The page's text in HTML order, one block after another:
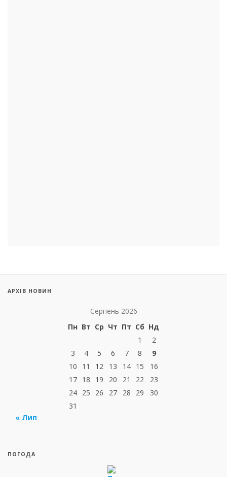
АРХІВ НОВИН
Серпень 2026
Пн Вт Ср Чт Пт Сб Нд
1
2
3
4 5 6 7 8
9
10
11 12 13 14 15
16
17
18 19 20 21 22
23
24
25 26 27 28 29
30
31
« Лип
ПОГОДА